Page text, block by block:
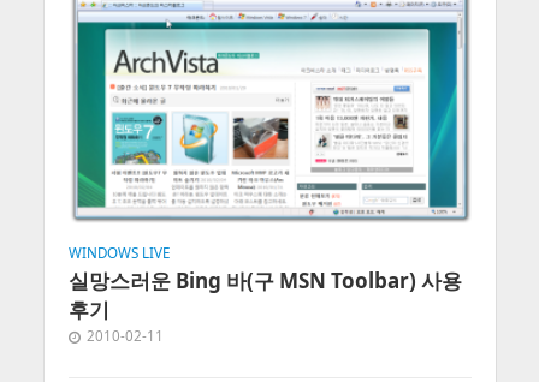
WINDOWS LIVE
실망스러운 Bing 바(구 MSN Toolbar) 사용
후기
2010-02-11